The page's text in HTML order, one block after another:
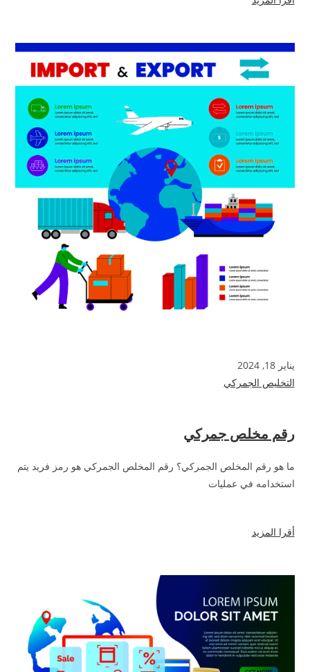
يناير 18, 2024
التخليص الجمركي
رقم مخلص جمركي
ما هو رقم المخلص الجمركي؟ رقم المخلص الجمركي هو رمز فريد يتم
استخدامه في عمليات
أقرا المزيد